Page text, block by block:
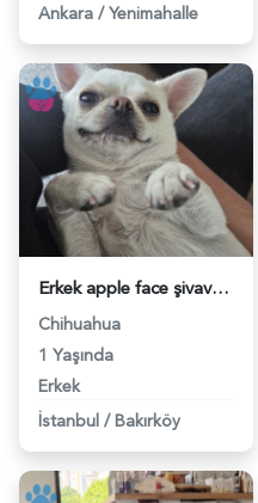
Ankara / Yenimahalle
Erkek apple face şivava - 118984677
Chihuahua
1 Yaşında
Erkek
İstanbul / Bakırköy